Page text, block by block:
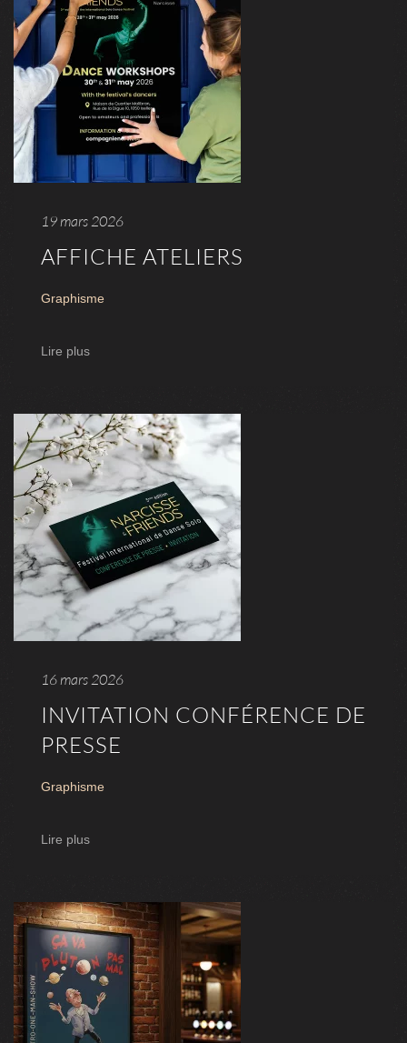
19 mars 2026
AFFICHE ATELIERS
Graphisme
Lire plus
16 mars 2026
INVITATION CONFÉRENCE DE
PRESSE
Graphisme
Lire plus